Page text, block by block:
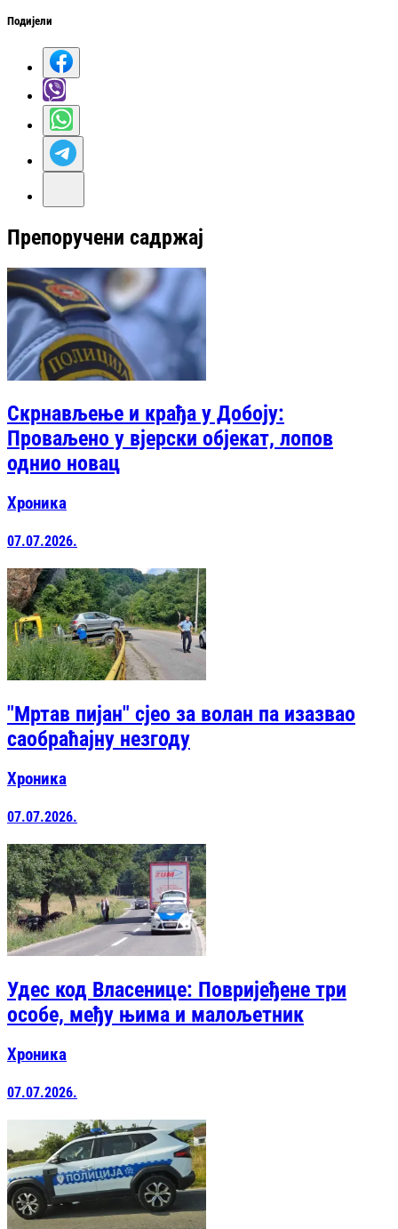
Подијели
Препоручени садржај
Скрнављење и крађа у Добоју:
Проваљено у вјерски објекат, лопов
однио новац
Хроника
07.07.2026.
"Мртав пијан" сјео за волан па изазвао
саобраћајну незгоду
Хроника
07.07.2026.
Удес код Власенице: Повријеђене три
особе, међу њима и малољетник
Хроника
07.07.2026.